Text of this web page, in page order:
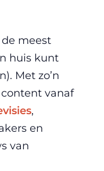
meest
huis kunt
Met zo’n
vanaf
,
en
van